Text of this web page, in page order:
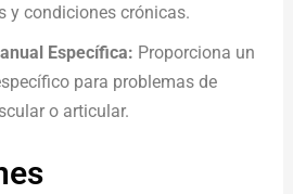
y condiciones crónicas.
Específica: Proporciona un
para problemas de
o articular.